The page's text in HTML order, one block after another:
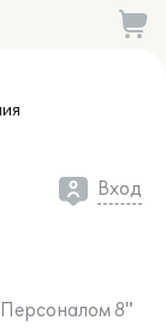
Вход
8"